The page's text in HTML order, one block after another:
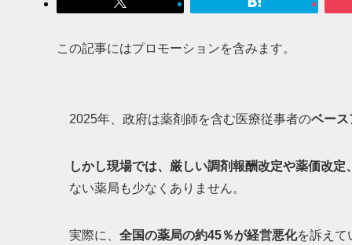
この記事にはプロモーションを含みます。
2025年、政府は薬剤師を含む医療従事者のベース
しかし現場では、厳しい調剤報酬改定や薬価改
ない薬局も少なくありません。
実際に、 全国の薬局の約45％が経営悪化を訴えて